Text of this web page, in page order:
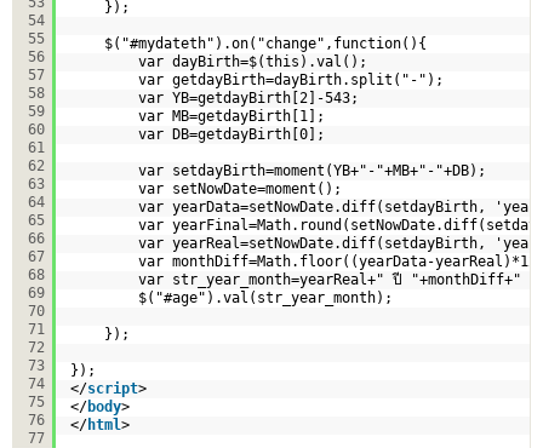
54
55
56
57
58
59
60
61
62
63
64
65
66
67
68
69
70
71
72
73
74
75
76
77
});
$("#mydateth").on("change",function(){
var dayBirth=$(this).val();
var getdayBirth=dayBirth.split("-");
var YB=getdayBirth[2]-543;
var MB=getdayBirth[1];
var DB=getdayBirth[0];
var setdayBirth=moment(YB+"-"+MB+"-"+DB);
var setNowDate=moment();
var yearData=setNowDate.diff(setdayBirth,
var
var yearReal=setNowDate.diff(setdayBirth,
var monthDiff=Math.floor((yearData-
var str_year_month=yearReal+" ปี
$("#age").val(str_year_month);
});
});
</script>
</body>
</html>